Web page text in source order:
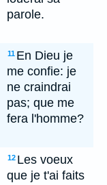
parole.
11 En Dieu je
me confie: je
ne craindrai
pas; que me
fera l'homme?
12 Les voeux
que je t'ai faits